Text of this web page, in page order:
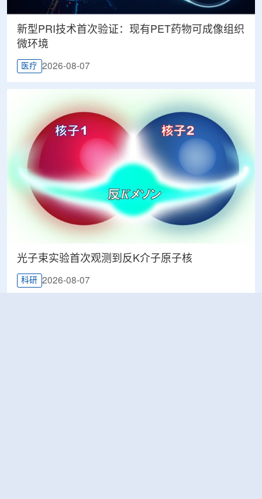
新型PRI技术首次验证：现有PET药物可成像组织
微环境
医疗 2026-08-07
光子束实验首次观测到反K介子原子核
科研 2026-08-07